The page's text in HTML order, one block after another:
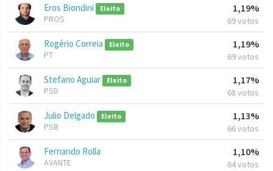
Eros Biondini Eleito
PROS
1,19%
69 votos
Rogério Correia Eleito
PT
1,19%
69 votos
Stefano Aguiar Eleito
PSD
1,17%
68 votos
Julio Delgado Eleito
PSB
1,13%
66 votos
Fernando Rolla
AVANTE
1,10%
64 votos